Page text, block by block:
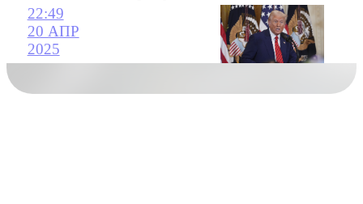
22:49
20 АПР
2025